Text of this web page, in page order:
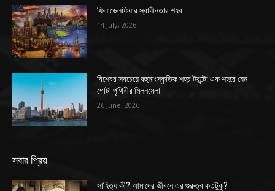
ফিলাডেলফিয়ার স্বাধীনতার শহর
14 July, 2026
বিশ্বের সবচেয়ে বহুসাংস্কৃতিক শহর টরন্টো এক শহরে যেন
গোটা পৃথিবীর মিলনমেলা
26 June, 2026
সবার প্রিয়
সাহিত্য কী? আমাদের জীবনে এর গুরুত্ব কতটুকু?